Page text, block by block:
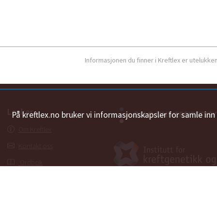
På kreftlex.no bruker vi informasjonskapsler for samle
Informasjonen du finner i Kreftlex er
Lenker